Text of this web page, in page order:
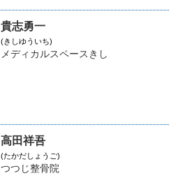
貴志勇一
(きしゆういち)
メディカルスペースきし
高田祥吾
(たかだしょうご)
つつじ整骨院